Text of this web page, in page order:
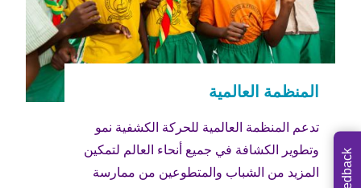
تدعم المنظمة العالمية للحركة الكشفية نمو
وتطوير الكشافة في جميع أنحاء العالم لتمكين
المزيد من الشباب والمتطوعين من ممارسة
Feedback